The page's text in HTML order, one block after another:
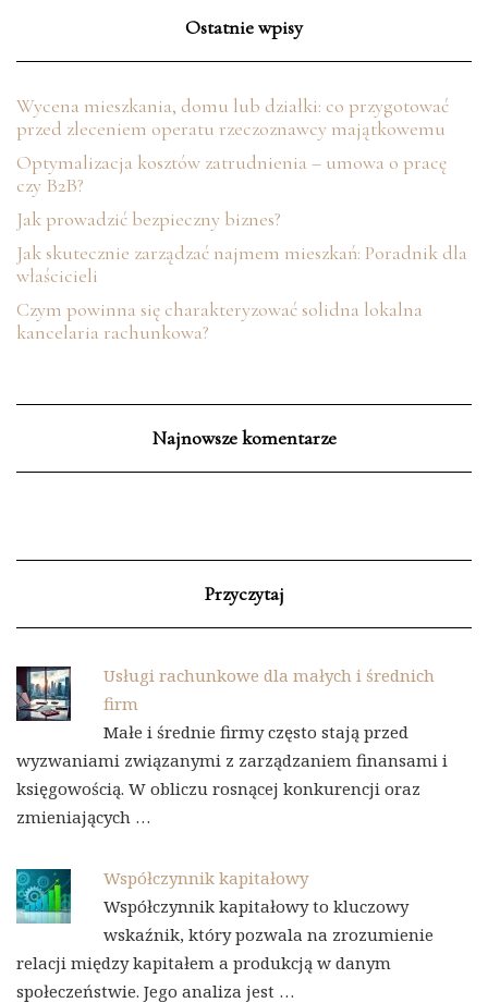
Ostatnie wpisy
Wycena mieszkania, domu lub działki: co przygotować
przed zleceniem operatu rzeczoznawcy majątkowemu
Optymalizacja kosztów zatrudnienia – umowa o pracę
czy B2B?
Jak prowadzić bezpieczny biznes?
Jak skutecznie zarządzać najmem mieszkań: Poradnik dla
właścicieli
Czym powinna się charakteryzować solidna lokalna
kancelaria rachunkowa?
Najnowsze komentarze
Przyczytaj
Usługi rachunkowe dla małych i średnich
firm
Małe i średnie firmy często stają przed
wyzwaniami związanymi z zarządzaniem finansami i
księgowością. W obliczu rosnącej konkurencji oraz
zmieniających …
Współczynnik kapitałowy
Współczynnik kapitałowy to kluczowy
wskaźnik, który pozwala na zrozumienie
relacji między kapitałem a produkcją w danym
społeczeństwie. Jego analiza jest …